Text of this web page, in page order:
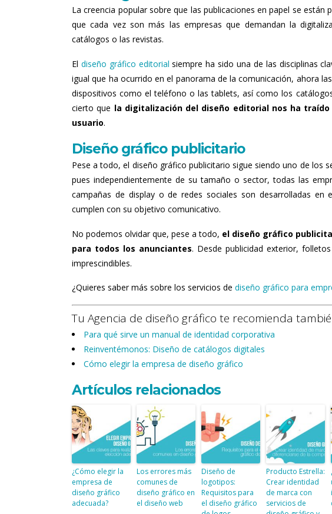
La creencia popular sobre que las publicaciones en papel se
que cada vez son más las empresas que demandan la
catálogos o las revistas.
El diseño gráfico editorial siempre ha sido una de las disciplinas
igual que ha ocurrido en el panorama de la comunicación, ahora
dispositivos como el teléfono o las tablets, así como los
cierto que la digitalización del diseño editorial nos ha
usuario.
Diseño gráfico publicitario
Pese a todo, el diseño gráfico publicitario sigue siendo uno de los
pues independientemente de su tamaño o sector, todas las
campañas de display o de redes sociales son desarrolladas
cumplen con su objetivo comunicativo.
No podemos olvidar que, pese a todo, el diseño gráfico
para todos los anunciantes. Desde publicidad exterior,
imprescindibles.
¿Quieres saber más sobre los servicios de diseño gráfico para
Tu Agencia de diseño gráfico te recomienda
Para qué sirve un manual de identidad corporativa
Reinventémonos: Diseño de catálogos digitales
Cómo elegir la empresa de diseño gráfico
Artículos relacionados
¿Cómo elegir la
empresa de
diseño gráfico
adecuada?
Los errores más
comunes de
diseño gráfico en
el diseño web
Diseño de
logotipos:
Requisitos para
el diseño gráfico
Producto Estrella:
Crear identidad
de marca con
servicios de